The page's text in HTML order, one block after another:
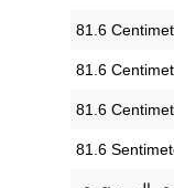
‎81.6
‎81.6
‎81.6
‎81.6